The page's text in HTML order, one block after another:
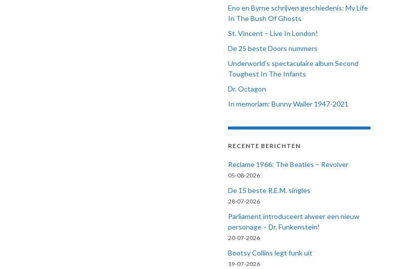
Eno en Byrne schrijven geschiedenis: My Life
In The Bush Of Ghosts
St. Vincent – Live In London!
De 25 beste Doors nummers
Underworld’s spectaculaire album Second
Toughest In The Infants
Dr. Octagon
In memoriam: Bunny Wailer 1947-2021
RECENTE BERICHTEN
Reclame 1966: The Beatles – Revolver
05-08-2026
De 15 beste R.E.M. singles
28-07-2026
Parliament introduceert alweer een nieuw
personage – Dr. Funkenstein!
20-07-2026
Bootsy Collins legt funk uit
19-07-2026